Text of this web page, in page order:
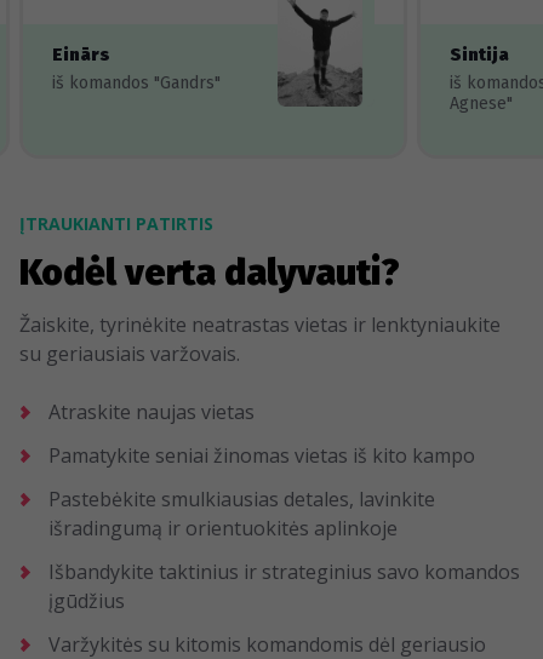
Einārs
iš komandos "Gandrs"
Sintija
iš
Agnese"
ĮTRAUKIANTI PATIRTIS
Kodėl verta dalyvauti?
Žaiskite, tyrinėkite neatrastas vietas ir lenktyniaukite
su geriausiais varžovais.
Atraskite naujas vietas
Pamatykite seniai žinomas vietas iš kito kampo
Pastebėkite smulkiausias detales, lavinkite
išradingumą ir orientuokitės aplinkoje
Išbandykite taktinius ir strateginius savo komandos
įgūdžius
Varžykitės su kitomis komandomis dėl geriausio